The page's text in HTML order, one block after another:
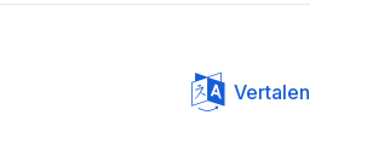
Vertalen